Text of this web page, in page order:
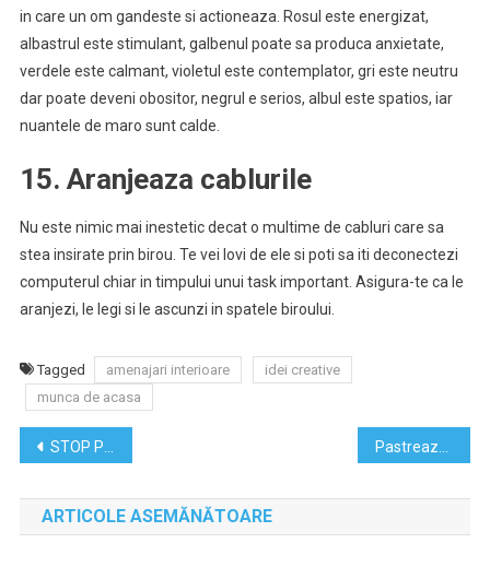
in care un om gandeste si actioneaza. Rosul este energizat,
albastrul este stimulant, galbenul poate sa produca anxietate,
verdele este calmant, violetul este contemplator, gri este neutru
dar poate deveni obositor, negrul e serios, albul este spatios, iar
nuantele de maro sunt calde.
15. Aranjeaza cablurile
Nu este nimic mai inestetic decat o multime de cabluri care sa
stea insirate prin birou. Te vei lovi de ele si poti sa iti deconectezi
computerul chiar in timpului unui task important. Asigura-te ca le
aranjezi, le legi si le ascunzi in spatele biroului.
Tagged amenajari interioare
idei creative
munca de acasa
Navigare
în
articole
STOP Procrastinare! Cum sa nu mai amani lucrurile Pastreaza pasiunea in relatia de cuplu
ARTICOLE ASEMĂNĂTOARE